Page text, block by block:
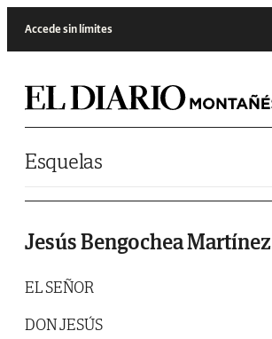
Accede sin límites
Esquelas
Jesús Bengochea Martínez
EL SEÑOR
DON JESÚS